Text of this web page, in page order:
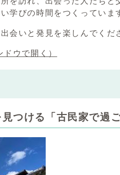
学びの時間をつくっていま
会いと発見を楽しんでくだ
ドウで開く）
つける「古民家で過ご